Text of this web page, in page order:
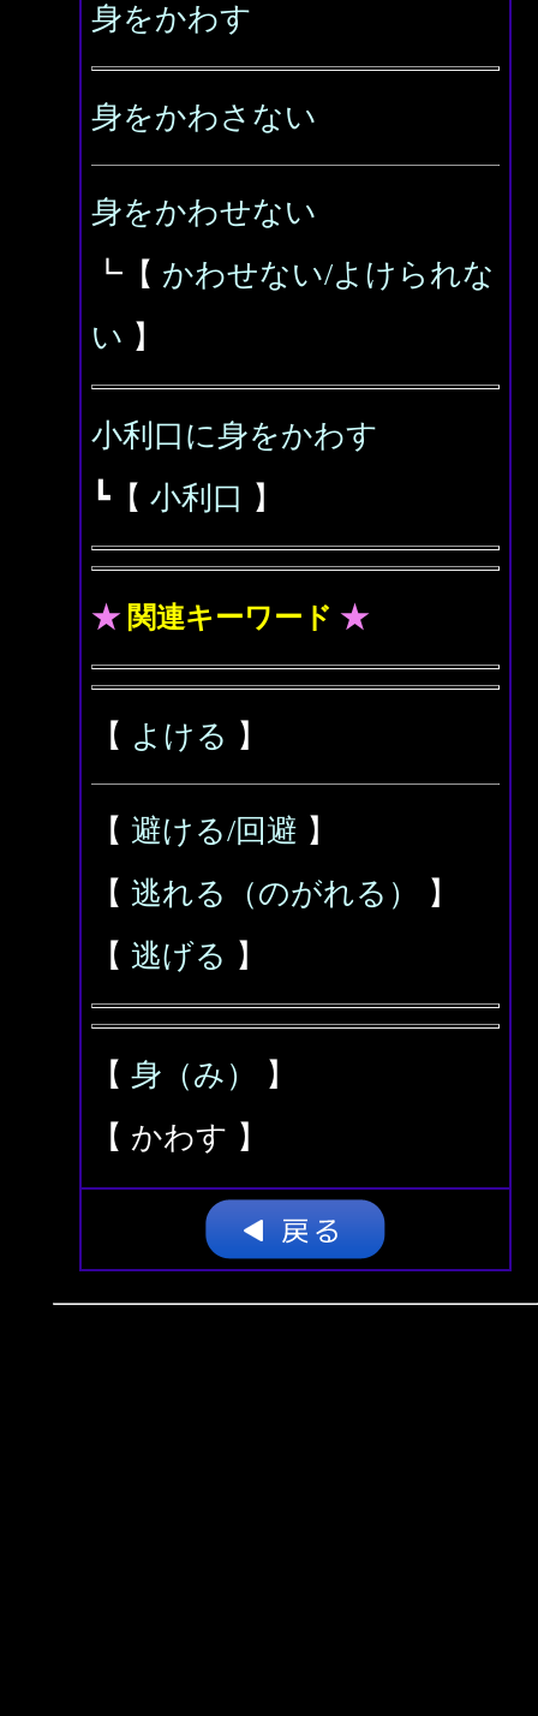
身をかわす
身をかわさない
身をかわせない
┗【 かわせない/よけられな
い 】
小利口に身をかわす
┗【 小利口 】
★ 関連キーワード ★
【 よける 】
【 避ける/回避 】
【 逃れる（のがれる）
】
【 逃げる 】
【 身（み）
】
【 かわす 】